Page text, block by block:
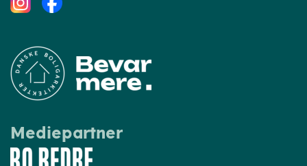
InstagramFacebook
Mediepartner